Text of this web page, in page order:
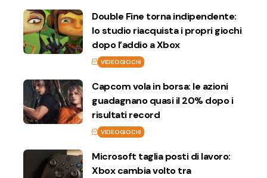
Double Fine torna indipendente:
lo studio riacquista i propri giochi
dopo l’addio a Xbox
VIDEOGIOCHI
Capcom vola in borsa: le azioni
guadagnano quasi il 20% dopo i
risultati record
VIDEOGIOCHI
Microsoft taglia posti di lavoro:
Xbox cambia volto tra